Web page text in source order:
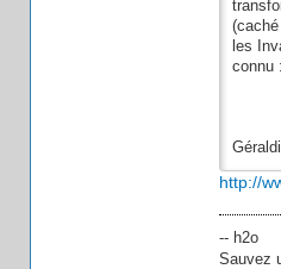
les
connu
http://
-- h2o
Sauvez